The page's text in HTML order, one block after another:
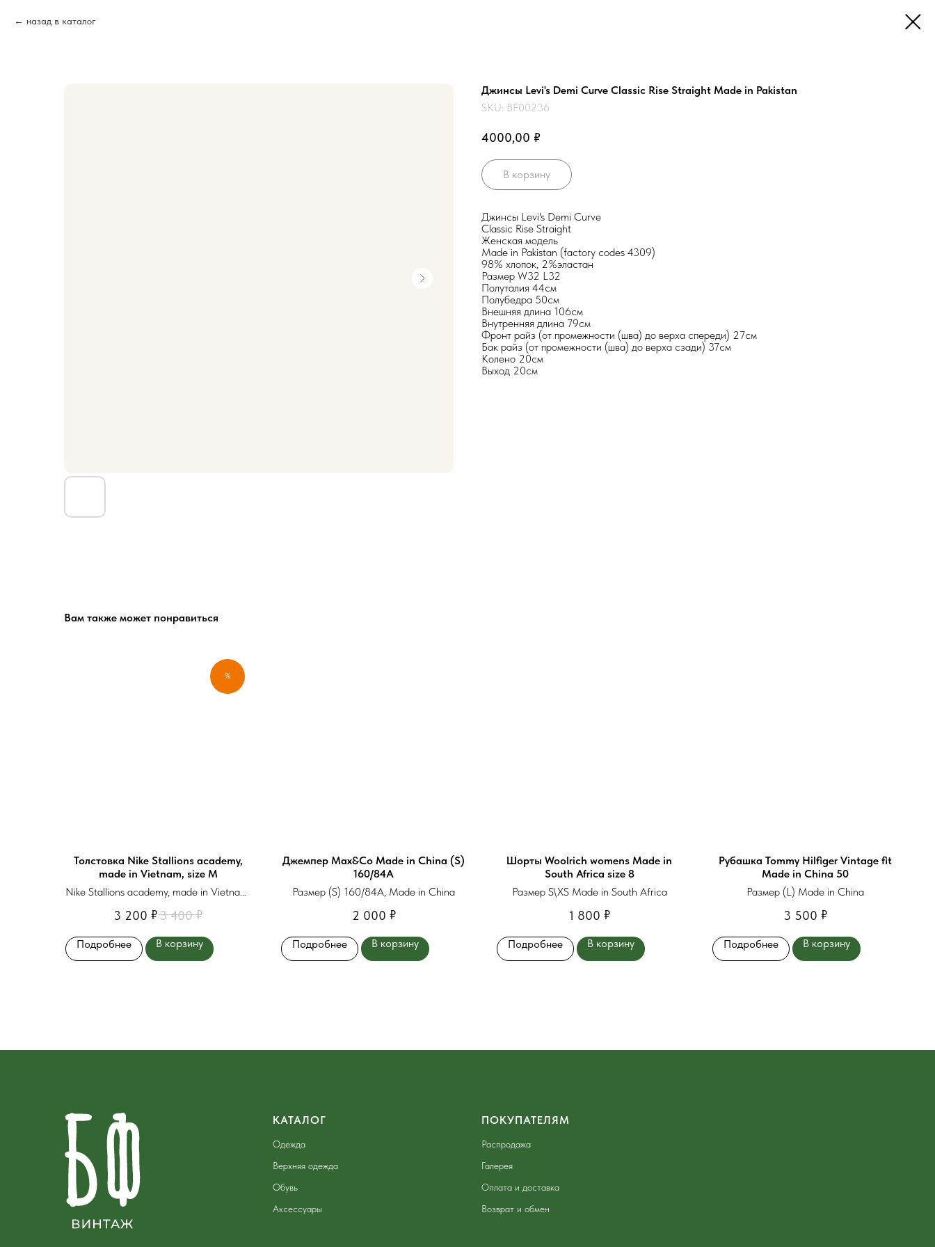
назад в каталог
Джинсы Levi's Demi Curve Classic Rise Straight Made in Pakistan
SKU: BF00236
4000,00 ₽
В корзину
Джинсы Levi's Demi Curve
Classic Rise Straight
Женская модель
Made in Pakistan (factory codes 4309)
98% хлопок, 2%эластан
Размер W32 L32
Полуталия 44см
Полубедра 50см
Внешняя длина 106см
Внутренняя длина 79см
Фронт райз (от промежности (шва) до верха спереди) 27см
Бак райз (от промежности (шва) до верха сзади) 37см
Колено 20см
Выход 20см
Вам также может понравиться
％
Толстовка Nike Stallions academy,
made in Vietnam, size M
Nike Stallions academy, made in Vietnam,
3 200 ₽3 400 ₽
Подробнее В корзину
Джемпер Max&Co Made in China (S)
160/84A
Размер (S) 160/84A, Made in China
2 000 ₽
Подробнее В корзину
Шорты Woolrich womens Made in
South Africa size 8
Размер S\XS Made in South Africa
1 800 ₽
Подробнее В корзину
Рубашка Tommy Hilfiger Vintage fit
Made in China 50
Размер (L) Made in China
3 500 ₽
Подробнее В корзину
КАТАЛОГ
Одежда
Верхняя одежда
Обувь
Аксессуары
ПОКУПАТЕЛЯМ
Распродажа
Галерея
Оплата и доставка
Возврат и обмен